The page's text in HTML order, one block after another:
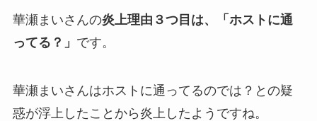
華瀬まいさんの炎上理由３つ目は、「ホストに通
ってる？」 です。
華瀬まいさんはホストに通ってるのでは？との疑
惑が浮上したことから炎上したようですね。